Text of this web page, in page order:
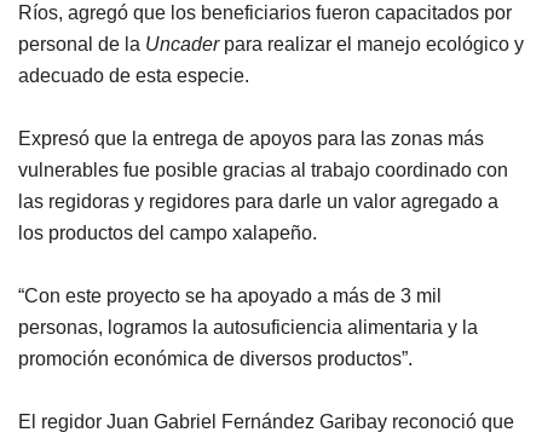
Ríos, agregó que los beneficiarios fueron capacitados por
personal de la Uncaderpara realizar el manejo ecológico y
adecuado de esta especie.
Expresó que la entrega de apoyos para las zonas más
vulnerables fue posible gracias al trabajo coordinado con
las regidoras y regidores para darle un valor agregado a
los productos del campo xalapeño.
“Con este proyecto se ha apoyado a más de 3 mil
personas, logramos la autosuficiencia alimentaria y la
promoción económica de diversos productos”.
El regidor Juan Gabriel Fernández Garibay reconoció que